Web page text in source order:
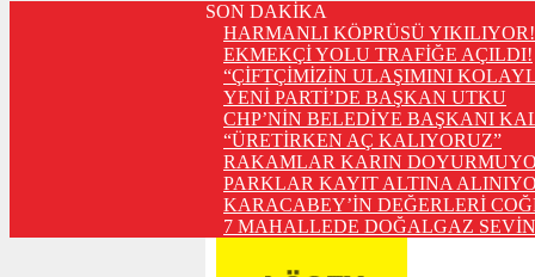
SON DAKİKA
HARMANLI KÖPRÜSÜ YIKILIYOR!
EKMEKÇİ YOLU TRAFİĞE AÇILDI!
“ÇİFTÇİMİZİN ULAŞIMINI
YENİ PARTİ’DE BAŞKAN UTKU
CHP’NİN BELEDİYE BAŞKANI
“ÜRETİRKEN AÇ KALIYORUZ”
RAKAMLAR KARIN
PARKLAR KAYIT ALTINA
KARACABEY’İN DEĞERLERİ
7 MAHALLEDE DOĞALGAZ